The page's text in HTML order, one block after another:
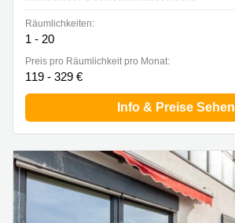
Räumlichkeiten:
1 - 20
Preis pro Räumlichkeit pro Monat:
119 - 329 €
Info & Preise Sehen